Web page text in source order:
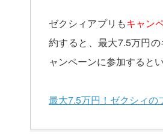
ゼクシィアプリもキャン
約すると、最大7.5万円
ャンペーンに参加するとい
最大7.5万円！ゼクシィ